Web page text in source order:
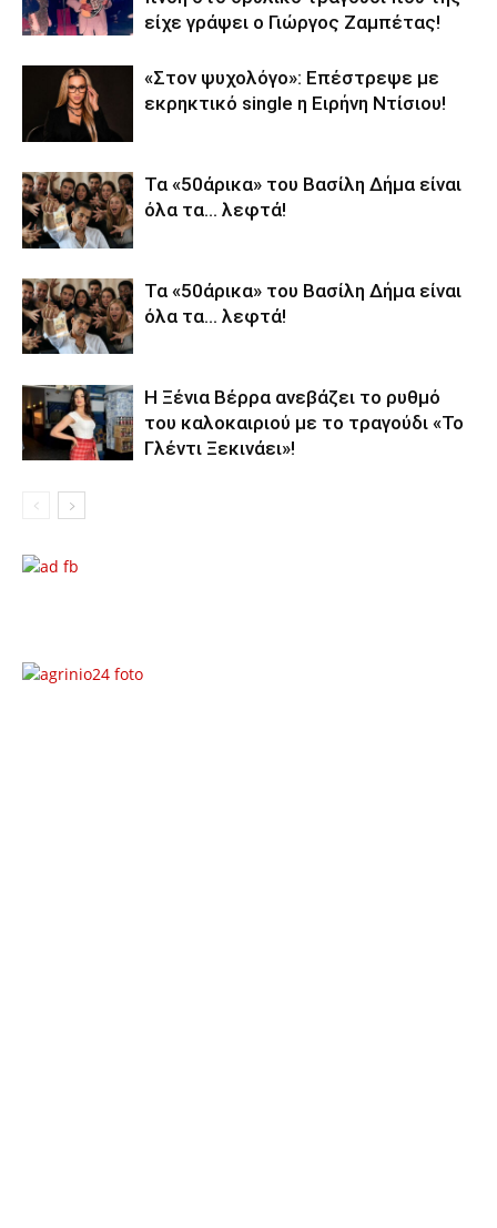
είχε γράψει ο Γιώργος Ζαμπέτας!
«Στον ψυχολόγο»: Επέστρεψε με
εκρηκτικό single η Ειρήνη Ντίσιου!
Τα «50άρικα» του Βασίλη Δήμα είναι
όλα τα… λεφτά!
Τα «50άρικα» του Βασίλη Δήμα είναι
όλα τα… λεφτά!
Η Ξένια Βέρρα ανεβάζει το ρυθμό
του καλοκαιριού με το τραγούδι «Το
Γλέντι Ξεκινάει»!